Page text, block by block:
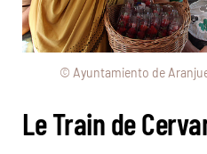
© Ayuntamiento de
Le Train de